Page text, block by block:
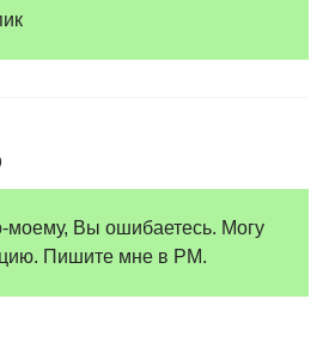
моему, Вы ошибаетесь. Могу
Пишите мне в PM.